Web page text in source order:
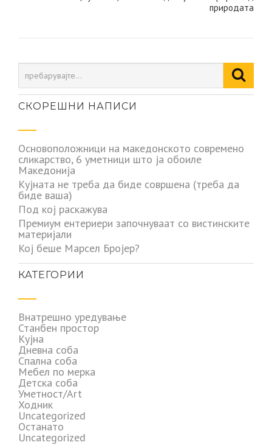
природата
СКОРЕШНИ НАПИСИ
Основоположници на македонското современо
сликарство, 6 уметници што ја обоиле
Македонија
Кујната не треба да биде совршена (треба да
биде ваша)
Под кој раскажува
Премиум ентериери започнуваат со вистинските
материјали
Кој беше Марсел Бројер?
КАТЕГОРИИ
Внатрешно уредување
Станбен простор
Кујна
Дневна соба
Спална соба
Мебел по мерка
Детска соба
Уметност/Art
Ходник
Uncategorized
Останато
Uncategorized